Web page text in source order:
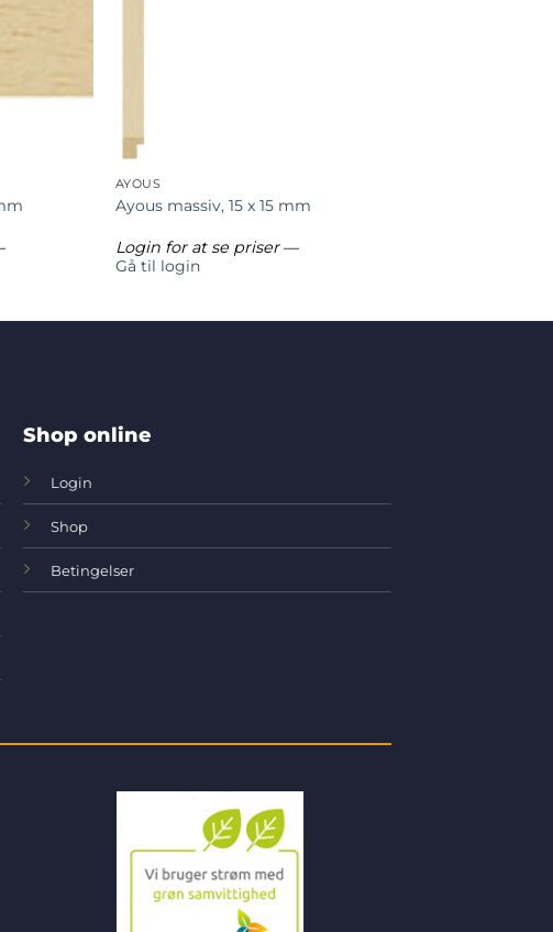
AYOUS
Ayous massiv, 15 x 15 mm
Login for at se priser—
Gå til login
Shop online
Login
Shop
Betingelser